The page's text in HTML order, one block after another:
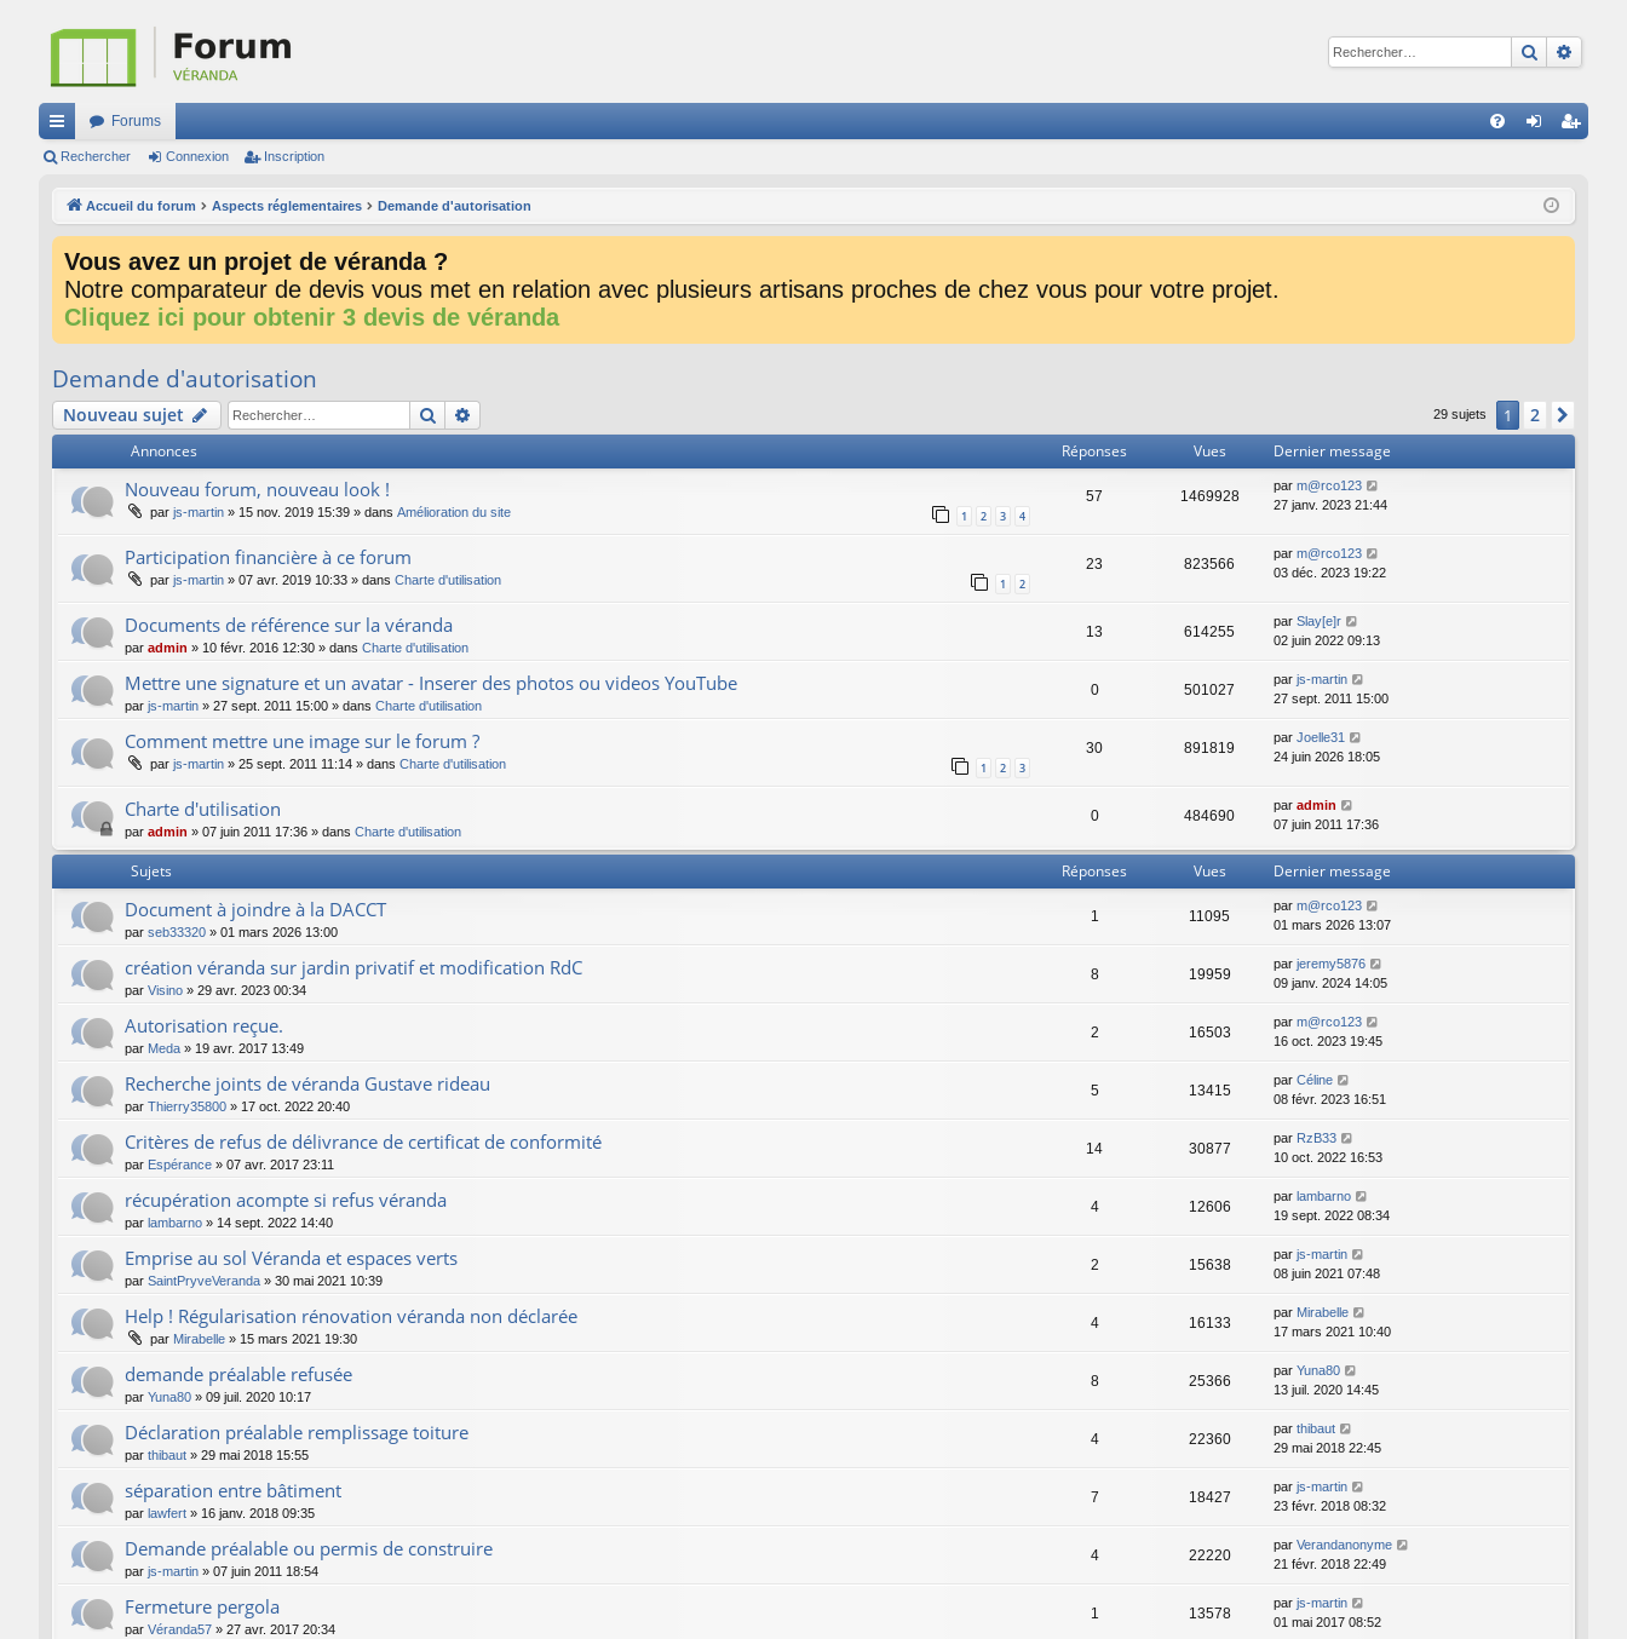
ac
Forums
cri
Rechercher Connexion Inscription
Accueil du forum Aspects réglementaires Demande d'autorisation
Vous avez un projet de véranda ?
Notre comparateur de devis vous met en relation avec plusieurs artisans proches de chez vous pour votre projet.
Cliquez ici pour obtenir 3 devis de véranda
Demande d'autorisation
Nouveau sujet Rechercher 29 sujets 1 2
Annonces Réponses Vues Dernier message
Nouveau forum, nouveau look !
par js-martin » 15 nov. 2019 15:39 » dans Amélioration du site 1 2 3 4
57 1469928
par m@rco123
27 janv. 2023 21:44
Participation financière à ce forum
par js-martin » 07 avr. 2019 10:33 » dans Charte d'utilisation 1 2
23 823566
par m@rco123
03 déc. 2023 19:22
Documents de référence sur la véranda
par admin » 10 févr. 2016 12:30 » dans Charte d'utilisation
13 614255
par Slay[e]r
02 juin 2022 09:13
Mettre une signature et un avatar - Inserer des photos ou videos YouTube
par js-martin » 27 sept. 2011 15:00 » dans Charte d'utilisation
0 501027
par js-martin
27 sept. 2011 15:00
Comment mettre une image sur le forum ?
par js-martin » 25 sept. 2011 11:14 » dans Charte d'utilisation 1 2 3
30 891819
par Joelle31
24 juin 2026 18:05
Charte d'utilisation
par admin » 07 juin 2011 17:36 » dans Charte d'utilisation
0 484690
par admin
07 juin 2011 17:36
Sujets Réponses Vues Dernier message
Document à joindre à la DACCT
par seb33320 » 01 mars 2026 13:00
1 11095
par m@rco123
01 mars 2026 13:07
création véranda sur jardin privatif et modification RdC
par Visino » 29 avr. 2023 00:34
8 19959
par jeremy5876
09 janv. 2024 14:05
Autorisation reçue.
par Meda » 19 avr. 2017 13:49
2 16503
par m@rco123
16 oct. 2023 19:45
Recherche joints de véranda Gustave rideau
par Thierry35800 » 17 oct. 2022 20:40
5 13415
par Céline
08 févr. 2023 16:51
Critères de refus de délivrance de certificat de conformité
par Espérance » 07 avr. 2017 23:11
14 30877
par RzB33
10 oct. 2022 16:53
récupération acompte si refus véranda
par lambarno » 14 sept. 2022 14:40
4 12606
par lambarno
19 sept. 2022 08:34
Emprise au sol Véranda et espaces verts
par SaintPryveVeranda » 30 mai 2021 10:39
2 15638
par js-martin
08 juin 2021 07:48
Help ! Régularisation rénovation véranda non déclarée
par Mirabelle » 15 mars 2021 19:30
4 16133
par Mirabelle
17 mars 2021 10:40
demande préalable refusée
par Yuna80 » 09 juil. 2020 10:17
8 25366
par Yuna80
13 juil. 2020 14:45
Déclaration préalable remplissage toiture
par thibaut » 29 mai 2018 15:55
4 22360
par thibaut
29 mai 2018 22:45
séparation entre bâtiment
par lawfert » 16 janv. 2018 09:35
7 18427
par js-martin
23 févr. 2018 08:32
Demande préalable ou permis de construire
par js-martin » 07 juin 2011 18:54
4 22220
par Verandanonyme
21 févr. 2018 22:49
Fermeture pergola
par Véranda57 » 27 avr. 2017 20:34
1 13578
par js-martin
01 mai 2017 08:52